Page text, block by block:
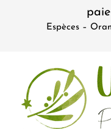
Espèces –